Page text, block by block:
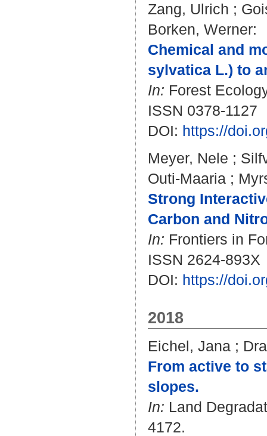
Zang, Ulrich ;
Borken, Werner:
Chemical and
sylvatica L.) to
In: Forest
ISSN 0378-1127
DOI: https://
Meyer, Nele ;
Outi-Maaria ;
Strong
Carbon and
In: Frontiers in
ISSN 2624-893X
DOI: https://
2018
Eichel, Jana ;
From active to
slopes.
In: Land
4172.